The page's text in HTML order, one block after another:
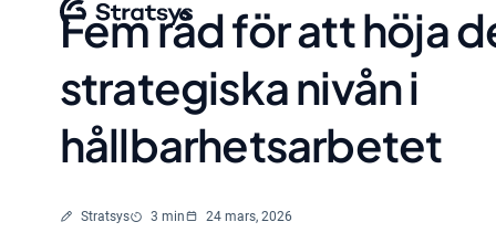
Fem råd för att höja
strategiska nivån i
hållbarhetsarbetet
Skriven av
Stratsys Lästid
3 min 24 mars, 2026